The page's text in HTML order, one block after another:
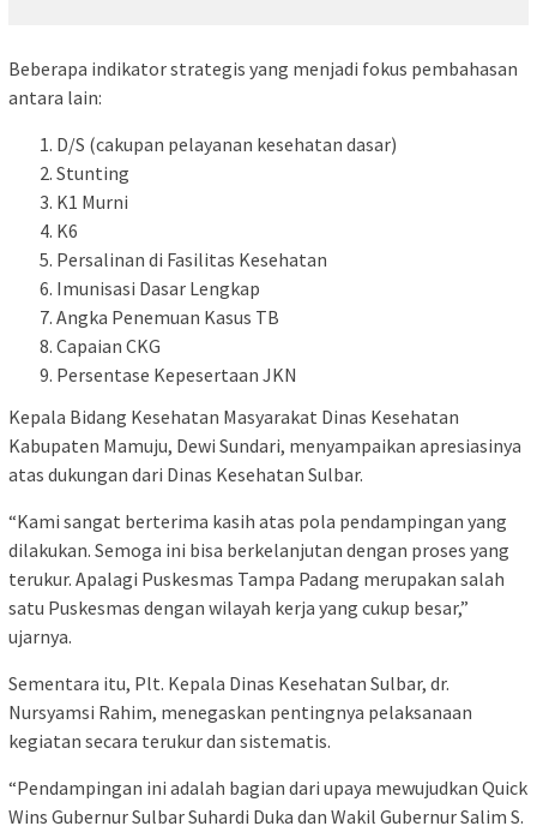
Beberapa indikator strategis yang menjadi fokus pembahasan
antara lain:
D/S (cakupan pelayanan kesehatan dasar)
Stunting
K1 Murni
K6
Persalinan di Fasilitas Kesehatan
Imunisasi Dasar Lengkap
Angka Penemuan Kasus TB
Capaian CKG
Persentase Kepesertaan JKN
Kepala Bidang Kesehatan Masyarakat Dinas Kesehatan
Kabupaten Mamuju, Dewi Sundari, menyampaikan apresiasinya
atas dukungan dari Dinas Kesehatan Sulbar.
“Kami sangat berterima kasih atas pola pendampingan yang
dilakukan. Semoga ini bisa berkelanjutan dengan proses yang
terukur. Apalagi Puskesmas Tampa Padang merupakan salah
satu Puskesmas dengan wilayah kerja yang cukup besar,”
ujarnya.
Sementara itu, Plt. Kepala Dinas Kesehatan Sulbar, dr.
Nursyamsi Rahim, menegaskan pentingnya pelaksanaan
kegiatan secara terukur dan sistematis.
“Pendampingan ini adalah bagian dari upaya mewujudkan Quick
Wins Gubernur Sulbar Suhardi Duka dan Wakil Gubernur Salim S.